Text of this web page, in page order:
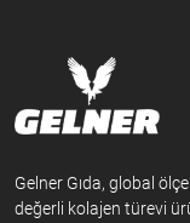
Gelner Gıda, global
değerli kolajen türevi